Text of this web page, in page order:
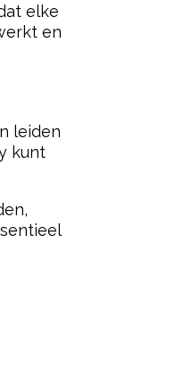
elke
en
leiden
kunt